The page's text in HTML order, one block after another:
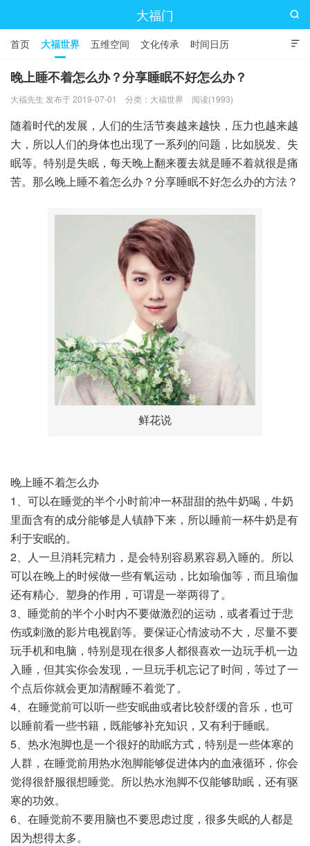
大福门

首页 大福世界 五维空间 文化传承 时间日历

晚上睡不着怎么办？分享睡眠不好怎么办？
大福先生 发布于 2019-07-01 分类： 大福世界 阅读(1993)
随着时代的发展，人们的生活节奏越来越快，压力也越来越
大，所以人们的身体也出现了一系列的问题，比如脱发、失
眠等。特别是失眠，每天晚上翻来覆去就是睡不着就很是痛
苦。那么晚上睡不着怎么办？分享睡眠不好怎么办的方法？
鲜花说
晚上睡不着怎么办
1、可以在睡觉的半个小时前冲一杯甜甜的热牛奶喝，牛奶
里面含有的成分能够是人镇静下来，所以睡前一杯牛奶是有
利于安眠的。
2、人一旦消耗完精力，是会特别容易累容易入睡的。所以
可以在晚上的时候做一些有氧运动，比如瑜伽等，而且瑜伽
还有精心、塑身的作用，可谓是一举两得了。
3、睡觉前的半个小时内不要做激烈的运动，或者看过于悲
伤或刺激的影片电视剧等。要保证心情波动不大，尽量不要
玩手机和电脑，特别是现在很多人都很喜欢一边玩手机一边
入睡，但其实你会发现，一旦玩手机忘记了时间，等过了一
个点后你就会更加清醒睡不着觉了。
4、在睡觉前可以听一些安眠曲或者比较舒缓的音乐，也可
以睡前看一些书籍，既能够补充知识，又有利于睡眠。
5、热水泡脚也是一个很好的助眠方式，特别是一些体寒的
人群，在睡觉前用热水泡脚能够促进体内的血液循环，你会
觉得很舒服很想睡觉。所以热水泡脚不仅能够助眠，还有驱
寒的功效。
6、在睡觉前不要用脑也不要思虑过度，很多失眠的人都是
因为想得太多。